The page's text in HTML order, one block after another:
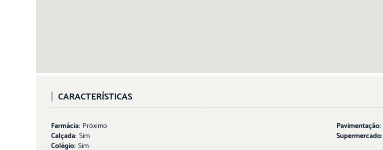
CARACTERÍSTICAS
Farmácia: Próximo Pavimentação:
Calçada: Sim Supermercado:
Colégio: Sim